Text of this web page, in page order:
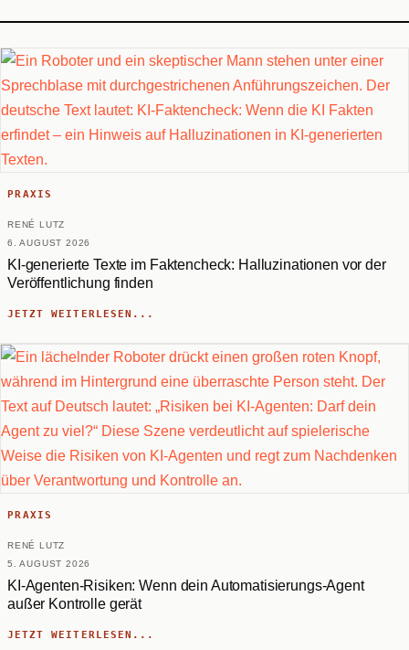
PRAXIS
RENÉ LUTZ
6. AUGUST 2026
KI-generierte Texte im Faktencheck: Halluzinationen vor der
Veröffentlichung finden
JETZT WEITERLESEN...
PRAXIS
RENÉ LUTZ
5. AUGUST 2026
KI-Agenten-Risiken: Wenn dein Automatisierungs-Agent
außer Kontrolle gerät
JETZT WEITERLESEN...